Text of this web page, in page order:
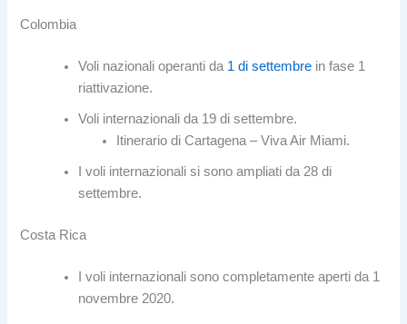
Colombia
Voli nazionali operanti da 1 di settembre in fase 1
riattivazione.
Voli internazionali da 19 di settembre.
Itinerario di Cartagena – Viva Air Miami.
I voli internazionali si sono ampliati da 28 di
settembre.
Costa Rica
I voli internazionali sono completamente aperti da 1
novembre 2020.